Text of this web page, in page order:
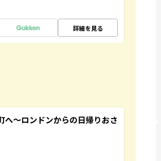
詳細を見る
へ～ロンドンからの日帰りおさ